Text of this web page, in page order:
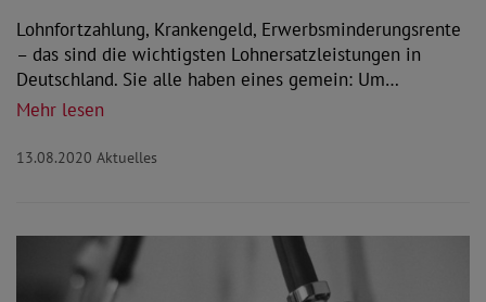
Lohnfortzahlung, Krankengeld, Erwerbsminderungsrente
– das sind die wichtigsten Lohnersatzleistungen in
Deutschland. Sie alle haben eines gemein: Um…
Mehr lesen
13.08.2020 Aktuelles